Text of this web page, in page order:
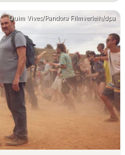
Quim Vives/Pandora Filmverleih/dpa